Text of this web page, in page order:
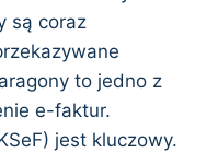
są coraz
to jedno z
e-faktur.
jest kluczowy.